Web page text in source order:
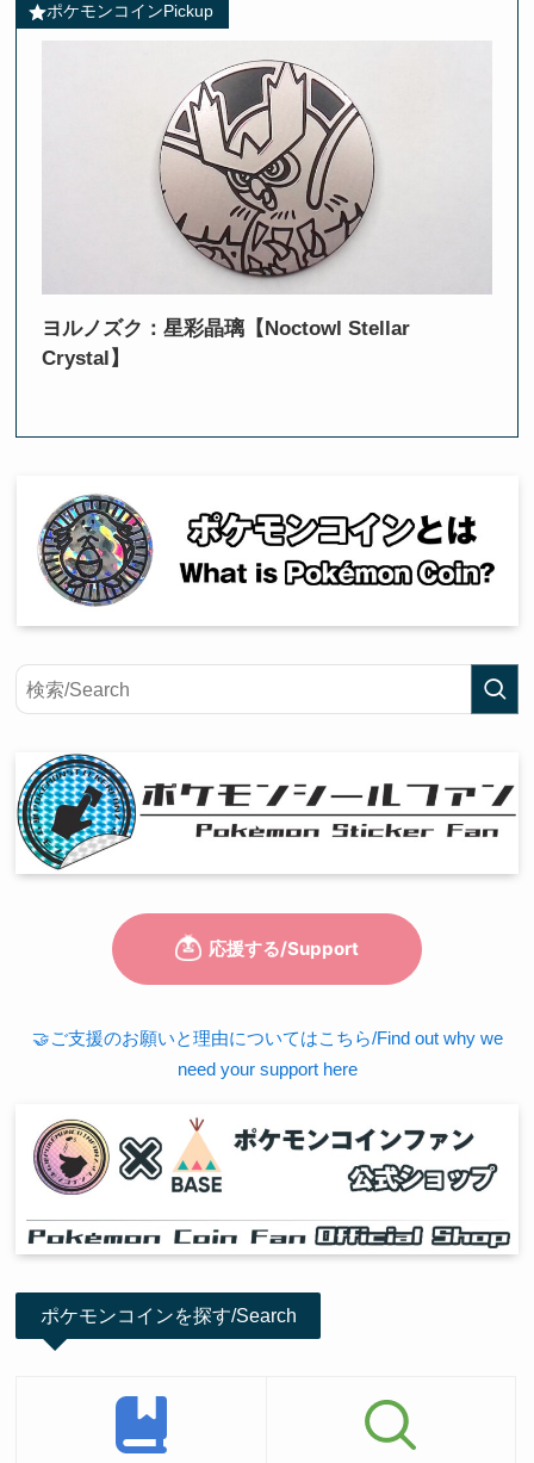
ポケモンコインPickup
ヨルノズク：星彩晶璃【Noctowl Stellar
Crystal】
🤝ご支援のお願いと理由についてはこちら/Find out why we
need your support here
ポケモンコインを探す/Search